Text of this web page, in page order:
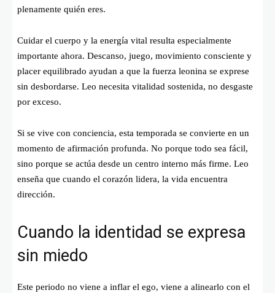
plenamente quién eres.
Cuidar el cuerpo y la energía vital resulta especialmente
importante ahora. Descanso, juego, movimiento consciente y
placer equilibrado ayudan a que la fuerza leonina se exprese
sin desbordarse. Leo necesita vitalidad sostenida, no desgaste
por exceso.
Si se vive con conciencia, esta temporada se convierte en un
momento de afirmación profunda. No porque todo sea fácil,
sino porque se actúa desde un centro interno más firme. Leo
enseña que cuando el corazón lidera, la vida encuentra
dirección.
Cuando la identidad se expresa
sin miedo
Este periodo no viene a inflar el ego, viene a alinearlo con el